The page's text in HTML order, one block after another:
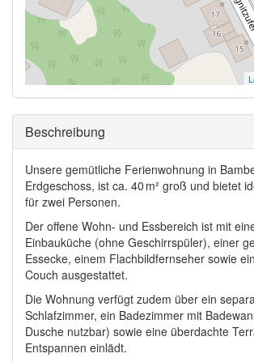
Ausblenden
Beschreibung
Unsere gemütliche Ferienwohnung in
Erdgeschoss, ist ca. 40 m² groß und bietet
für zwei Personen.
Der offene Wohn- und Essbereich ist mit
Einbauküche (ohne Geschirrspüler), einer
Essecke, einem Flachbildfernseher sowie
Couch ausgestattet.
Die Wohnung verfügt zudem über ein
Schlafzimmer, ein Badezimmer mit
Dusche nutzbar) sowie eine überdachte
Entspannen einlädt.